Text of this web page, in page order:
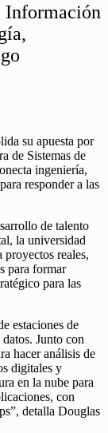
Información
su apuesta por
de Sistemas de
ingeniería,
para responder a las
de talento
la universidad
reales,
para formar
para las
estaciones de
Junto con
hacer análisis de
digitales y
en la nube para
con
detalla Douglas